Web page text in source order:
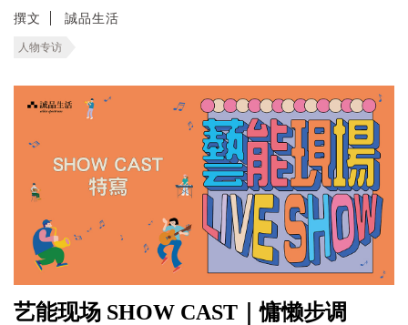
撰文 誠品生活
人物专访
艺能现场 SHOW CAST｜慵懒步调